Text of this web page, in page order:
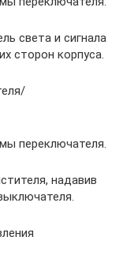
света и сигнала
сторон корпуса.
переключателя.
надавив